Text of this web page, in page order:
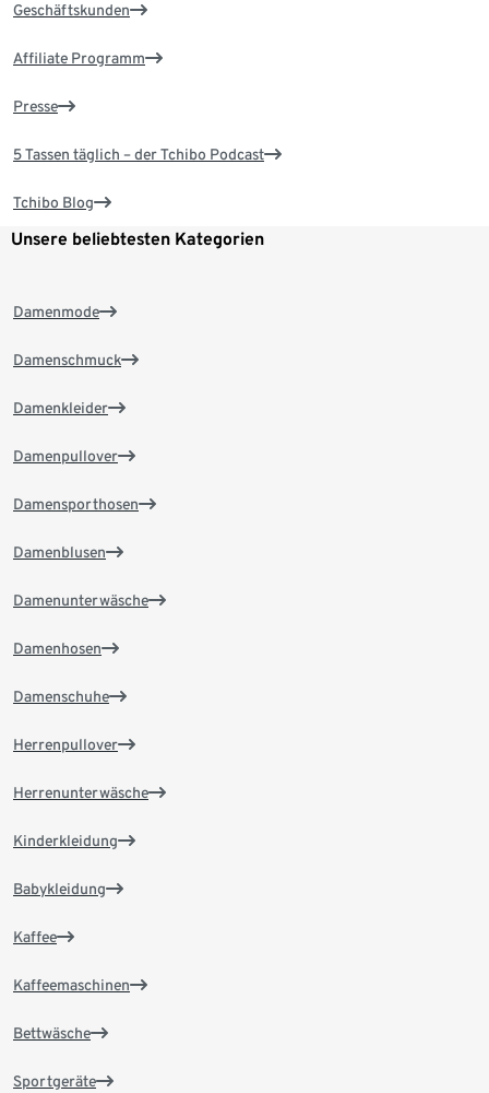
Geschäftskunden
Affiliate Programm
Presse
5 Tassen täglich – der Tchibo Podcast
Tchibo Blog
Unsere beliebtesten Kategorien
Damenmode
Damenschmuck
Damenkleider
Damenpullover
Damensporthosen
Damenblusen
Damenunterwäsche
Damenhosen
Damenschuhe
Herrenpullover
Herrenunterwäsche
Kinderkleidung
Babykleidung
Kaffee
Kaffeemaschinen
Bettwäsche
Sportgeräte